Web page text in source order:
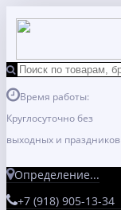
Время работы:
Круглосуточно без
выходных и праздников
Определение...
+7 (918) 905-13-34